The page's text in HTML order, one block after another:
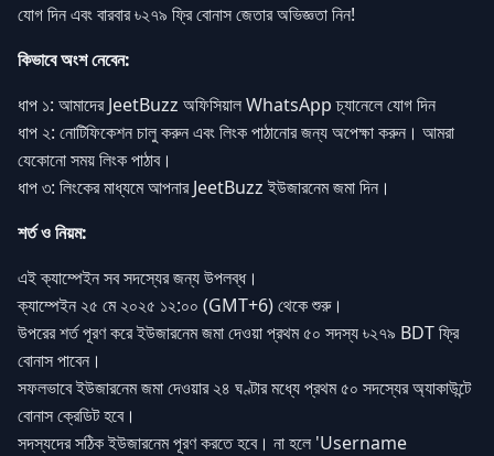
যোগ দিন এবং বারবার ৳২৭৯ ফ্রি বোনাস জেতার অভিজ্ঞতা নিন!
কিভাবে অংশ নেবেন:
ধাপ ১: আমাদের JeetBuzz অফিসিয়াল WhatsApp চ্যানেলে যোগ দিন
ধাপ ২: নোটিফিকেশন চালু করুন এবং লিংক পাঠানোর জন্য অপেক্ষা করুন। আমরা
যেকোনো সময় লিংক পাঠাব।
ধাপ ৩: লিংকের মাধ্যমে আপনার JeetBuzz ইউজারনেম জমা দিন।
শর্ত ও নিয়ম:
এই ক্যাম্পেইন সব সদস্যের জন্য উপলব্ধ।
ক্যাম্পেইন ২৫ মে ২০২৫ ১২:০০ (GMT+6) থেকে শুরু।
উপরের শর্ত পূরণ করে ইউজারনেম জমা দেওয়া প্রথম ৫০ সদস্য ৳২৭৯ BDT ফ্রি
বোনাস পাবেন।
সফলভাবে ইউজারনেম জমা দেওয়ার ২৪ ঘণ্টার মধ্যে প্রথম ৫০ সদস্যের অ্যাকাউন্টে
বোনাস ক্রেডিট হবে।
সদস্যদের সঠিক ইউজারনেম পূরণ করতে হবে। না হলে 'Username